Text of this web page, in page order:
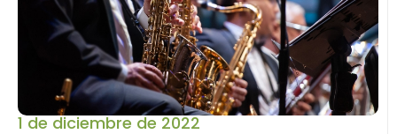
1 de diciembre de 2022